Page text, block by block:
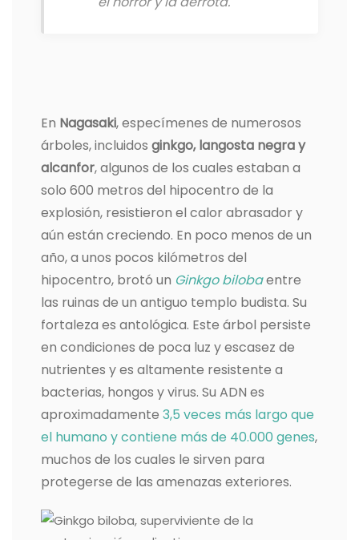
En Nagasaki, especímenes de numerosos
árboles, incluidos ginkgo, langosta negra y
alcanfor, algunos de los cuales estaban a
solo 600 metros del hipocentro de la
explosión, resistieron el calor abrasador y
aún están creciendo. En poco menos de un
año, a unos pocos kilómetros del
hipocentro, brotó un Ginkgo bilobaentre
las ruinas de un antiguo templo budista. Su
fortaleza es antológica. Este árbol persiste
en condiciones de poca luz y escasez de
nutrientes y es altamente resistente a
bacterias, hongos y virus. Su ADN es
aproximadamente 3,5 veces más largo que
el humano y contiene más de 40.000 genes,
muchos de los cuales le sirven para
protegerse de las amenazas exteriores.